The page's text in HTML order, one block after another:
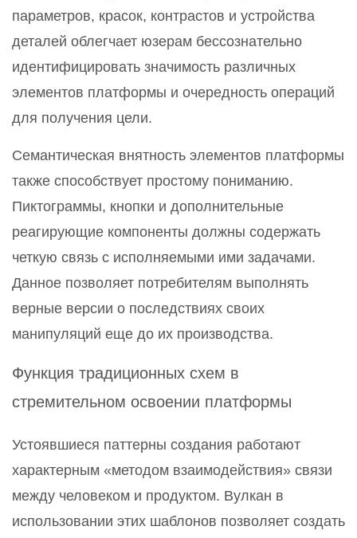
параметров, красок, контрастов и устройства
деталей облегчает юзерам бессознательно
идентифицировать значимость различных
элементов платформы и очередность операций
для получения цели.
Семантическая внятность элементов платформы
также способствует простому пониманию.
Пиктограммы, кнопки и дополнительные
реагирующие компоненты должны содержать
четкую связь с исполняемыми ими задачами.
Данное позволяет потребителям выполнять
верные версии о последствиях своих
манипуляций еще до их производства.
Функция традиционных схем в
стремительном освоении платформы
Устоявшиеся паттерны создания работают
характерным «методом взаимодействия» связи
между человеком и продуктом. Вулкан в
использовании этих шаблонов позволяет создать